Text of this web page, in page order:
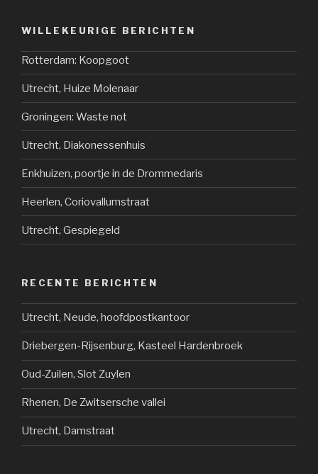
WILLEKEURIGE BERICHTEN
Rotterdam: Koopgoot
Utrecht, Huize Molenaar
Groningen: Waste not
Utrecht, Diakonessenhuis
Enkhuizen, poortje in de Drommedaris
Heerlen, Coriovallumstraat
Utrecht, Gespiegeld
RECENTE BERICHTEN
Utrecht, Neude, hoofdpostkantoor
Driebergen-Rijsenburg, Kasteel Hardenbroek
Oud-Zuilen, Slot Zuylen
Rhenen, De Zwitsersche vallei
Utrecht, Damstraat